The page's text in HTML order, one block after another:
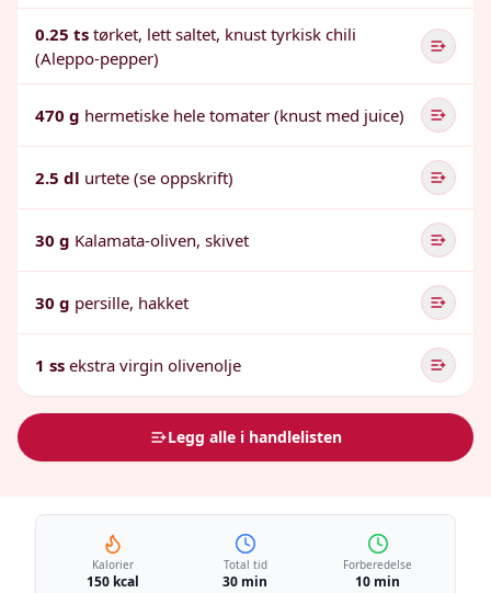
0.25 ts tørket, lett saltet, knust tyrkisk chili
(Aleppo-pepper)
470 g hermetiske hele tomater (knust med juice)
2.5 dl urtete (se oppskrift)
30 g Kalamata-oliven, skivet
30 g persille, hakket
1 ss ekstra virgin olivenolje
Legg alle i handlelisten
Kalorier
150 kcal
Total tid
30 min
Forberedelse
10 min